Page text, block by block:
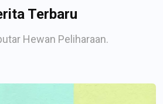
Terbaru
Hewan Peliharaan.